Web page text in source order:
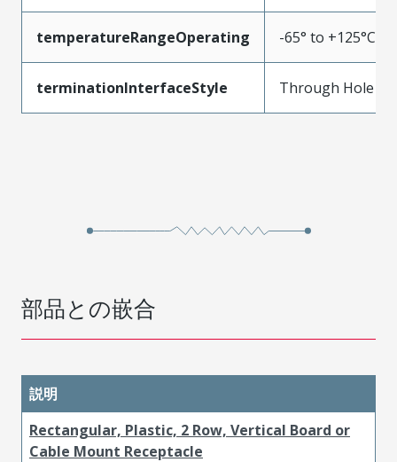
temperatureRangeOperating -65° to +125°C
terminationInterfaceStyle Through Hole
部品との嵌合
説明
Rectangular, Plastic, 2 Row, Vertical Board or
Cable Mount Receptacle